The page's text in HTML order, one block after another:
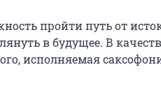
пройти путь от
в будущее. В
исполняемая